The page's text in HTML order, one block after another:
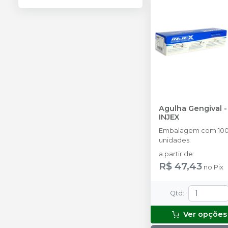
Agulha Gengival -
INJEX
Embalagem com
unidades.
a partir de:
R$ 47,43 no Pix
Qtd :
Ver opções